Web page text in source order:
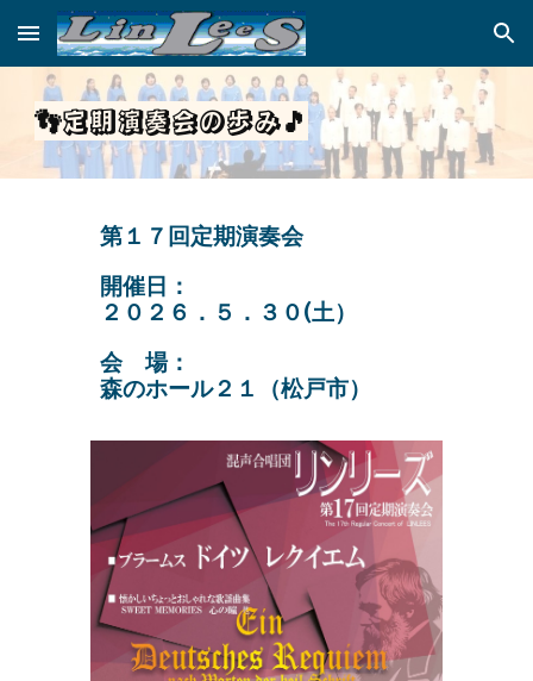
Skip to main content Skip to navigation
👣定期演奏会の歩み🎵
第１７回定期演奏会
開催日：
２０２６．５．３０(土）
会 場：
森のホール２１（松戸市）